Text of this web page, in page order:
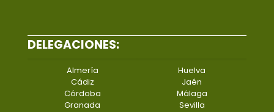
DELEGACIONES:
Almería
Cádiz
Córdoba
Granada
Huelva
Jaén
Málaga
Sevilla